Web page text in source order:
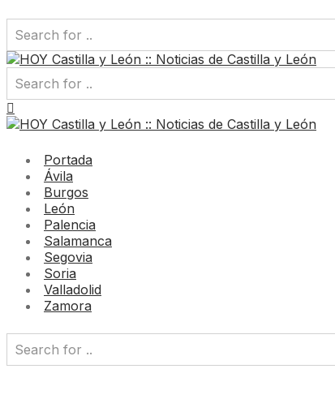
Portada
Ávila
Burgos
León
Palencia
Salamanca
Segovia
Soria
Valladolid
Zamora